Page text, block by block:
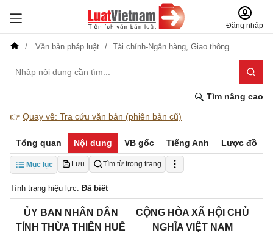
Đăng nhập
Văn bản pháp luật Tài chính-Ngân hàng, Giao thông
Tìm nâng cao
👉 Quay về: Tra cứu văn bản (phiên bản cũ)
Tổng quan Nội dung VB gốc Tiếng Anh Lược đồ
Mục lục Lưu Tìm từ trong trang
Tình trạng hiệu lực: Đã biết
ỦY BAN NHÂN DÂN
TỈNH THỪA THIÊN HUẾ
CỘNG HÒA XÃ HỘI CHỦ
NGHĨA VIỆT NAM